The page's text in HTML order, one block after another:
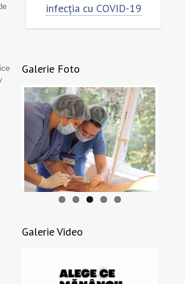
cu COVID-19
Galerie Foto
Galerie Video